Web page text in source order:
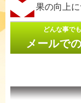
果の向上
どんな事で
メールで